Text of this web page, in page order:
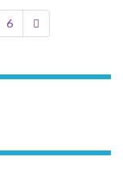
6